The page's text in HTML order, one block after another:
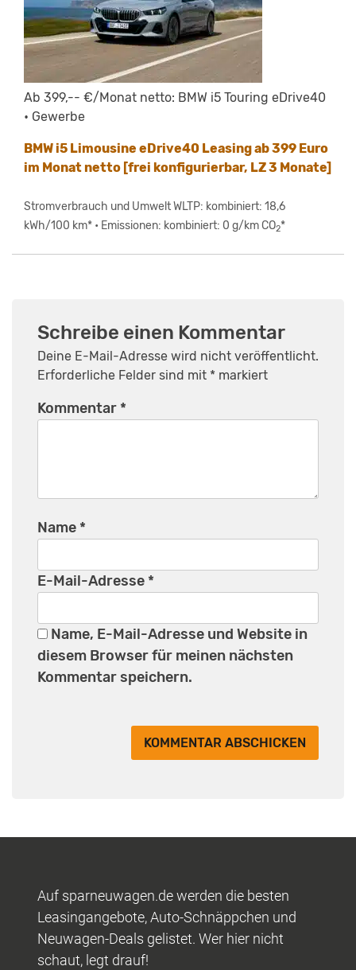
Ab 399,-- €/Monat netto: BMW i5 Touring eDrive40
• Gewerbe
BMW i5 Limousine eDrive40 Leasing ab 399 Euro
im Monat netto [frei konfigurierbar, LZ 3 Monate]
Stromverbrauch und Umwelt WLTP: kombiniert: 18,6
kWh/100 km* • Emissionen: kombiniert: 0 g/km CO2*
Schreibe einen Kommentar
Deine E-Mail-Adresse wird nicht veröffentlicht.
Erforderliche Felder sind mit * markiert
Kommentar *
Name *
E-Mail-Adresse *
Name, E-Mail-Adresse und Website in
diesem Browser für meinen nächsten
Kommentar speichern.
Auf sparneuwagen.de werden die besten
Leasingangebote, Auto-Schnäppchen und
Neuwagen-Deals gelistet. Wer hier nicht
schaut, legt drauf!